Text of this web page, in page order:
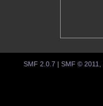
SMF 2.0.7 | SMF © 2011